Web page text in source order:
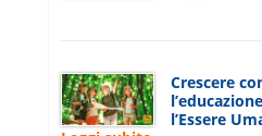
Crescere
l’Essere